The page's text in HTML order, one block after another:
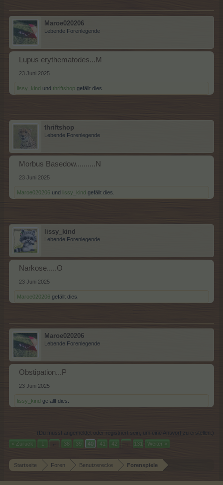
Maroe020206
Lebende Forenlegende
Lupus erythematodes...M
23 Juni 2025
lissy_kind und thriftshop gefällt dies.
thriftshop
Lebende Forenlegende
Morbus Basedow..........N
23 Juni 2025
Maroe020206 und lissy_kind gefällt dies.
lissy_kind
Lebende Forenlegende
Narkose.....O
23 Juni 2025
Maroe020206 gefällt dies.
Maroe020206
Lebende Forenlegende
Obstipation...P
23 Juni 2025
lissy_kind gefällt dies.
(Du musst angemeldet oder registriert sein, um eine Antwort zu erstellen.)
< Zurück
1 ← 38 39 40 41 42 → 131 Weiter >
Startseite Foren Benutzerecke Forenspiele